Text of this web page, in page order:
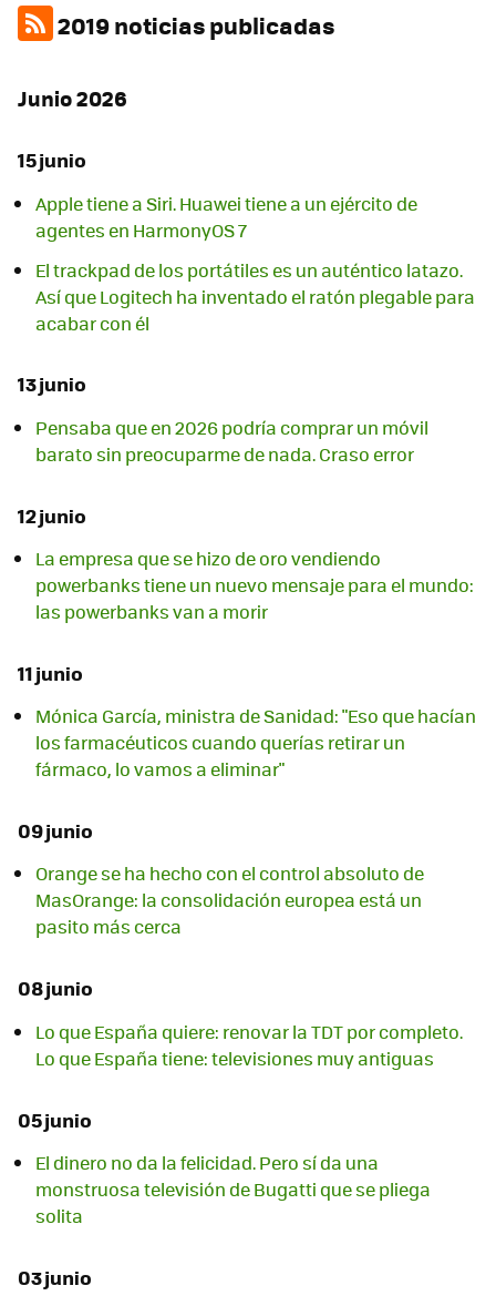
2019 noticias publicadas
Junio 2026
15 junio
Apple tiene a Siri. Huawei tiene a un ejército de
agentes en HarmonyOS 7
El trackpad de los portátiles es un auténtico latazo.
Así que Logitech ha inventado el ratón plegable para
acabar con él
13 junio
Pensaba que en 2026 podría comprar un móvil
barato sin preocuparme de nada. Craso error
12 junio
La empresa que se hizo de oro vendiendo
powerbanks tiene un nuevo mensaje para el mundo:
las powerbanks van a morir
11 junio
Mónica García, ministra de Sanidad: "Eso que hacían
los farmacéuticos cuando querías retirar un
fármaco, lo vamos a eliminar"
09 junio
Orange se ha hecho con el control absoluto de
MasOrange: la consolidación europea está un
pasito más cerca
08 junio
Lo que España quiere: renovar la TDT por completo.
Lo que España tiene: televisiones muy antiguas
05 junio
El dinero no da la felicidad. Pero sí da una
monstruosa televisión de Bugatti que se pliega
solita
03 junio